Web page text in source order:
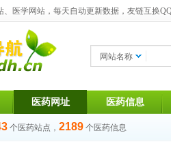
、医学网站，每天自动更新数据，友链互换
网站名称
医药网址 医药信息
个医药站点， 2189 个医药信息